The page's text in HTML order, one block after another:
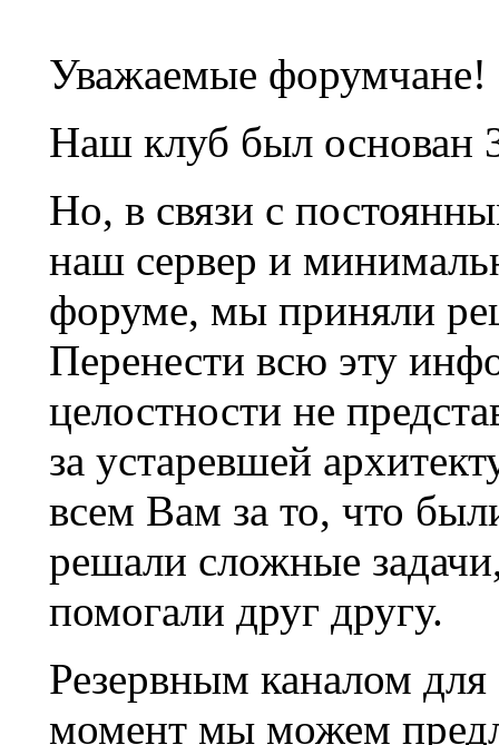
Уважаемые форумчане!
Наш клуб был основан
Но, в связи с
наш сервер и
форуме, мы приняли
Перенести всю эту
целостности не
за устаревшей
всем Вам за то, что
решали сложные
помогали друг другу.
Резервным каналом
момент мы можем